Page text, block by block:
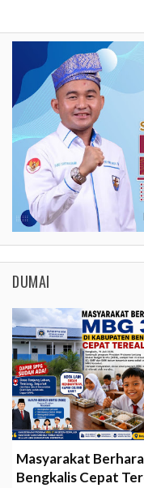
DUMAI
Masyarakat
Bengkalis Cepat